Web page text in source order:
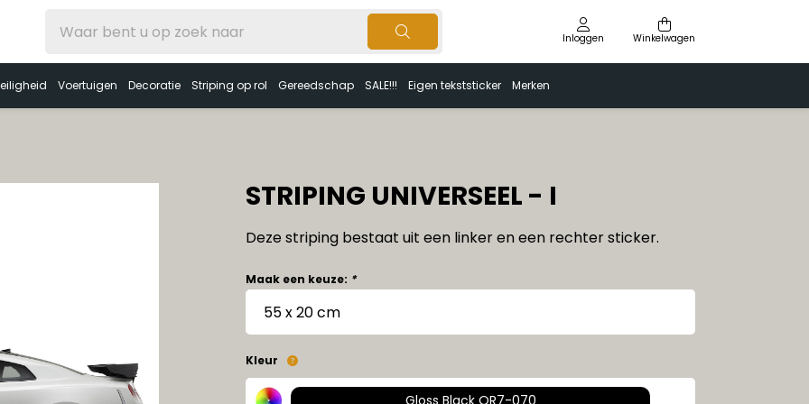
Inloggen Winkelwagen
Voertuigen Decoratie Striping op rol Gereedschap SALE!!! Eigen tekststicker Merken
STRIPING UNIVERSEEL - I
Deze striping bestaat uit een linker en een rechter sticker.
Maak een keuze: *
Kleur
Gloss Black OR7-070